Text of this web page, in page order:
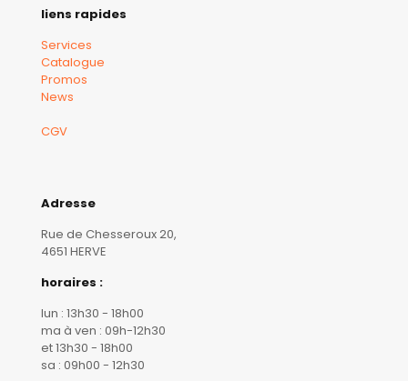
liens rapides
Services
Catalogue
Promos
News
CGV
Adresse
Rue de Chesseroux 20,
4651 HERVE
horaires :
lun : 13h30 - 18h00
ma à ven : 09h-12h30
et 13h30 - 18h00
sa : 09h00 - 12h30